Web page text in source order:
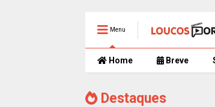
Menu
Home Breve
Destaques